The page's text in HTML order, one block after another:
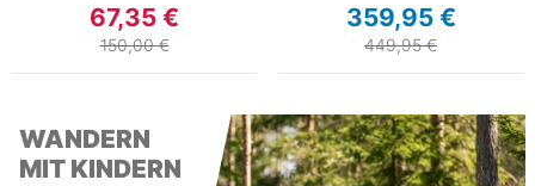
67,35 €
150,00 €
359,95 €
449,95 €
WANDERN
MIT KINDERN